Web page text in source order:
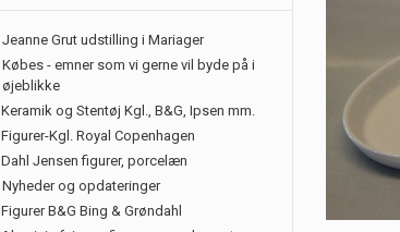
Jeanne Grut udstilling i Mariager
Købes - emner som vi gerne vil byde på i
øjeblikke
Keramik og Stentøj Kgl., B&G, Ipsen mm.
Figurer-Kgl. Royal Copenhagen
Dahl Jensen figurer, porcelæn
Nyheder og opdateringer
Figurer B&G Bing & Grøndahl